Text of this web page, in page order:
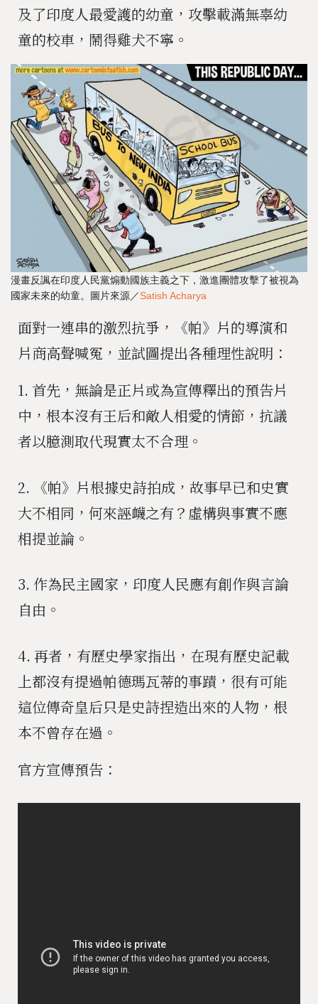
及了印度人最愛護的幼童，攻擊載滿無辜幼
童的校車，鬧得雞犬不寧。
漫畫反諷在印度人民黨煽動國族主義之下，激進團體攻擊了被視為
國家未來的幼童。圖片來源／Satish Acharya
面對一連串的激烈抗爭，《帕》片的導演和
片商高聲喊冤，並試圖提出各種理性說明：
1. 首先，無論是正片或為宣傳釋出的預告片
中，根本沒有王后和敵人相愛的情節，抗議
者以臆測取代現實太不合理。
2. 《帕》片根據史詩拍成，故事早已和史實
大不相同，何來誣衊之有？虛構與事實不應
相提並論。
3. 作為民主國家，印度人民應有創作與言論
自由。
4. 再者，有歷史學家指出，在現有歷史記載
上都沒有提過帕德瑪瓦蒂的事蹟，很有可能
這位傳奇皇后只是史詩捏造出來的人物，根
本不曾存在過。
官方宣傳預告：